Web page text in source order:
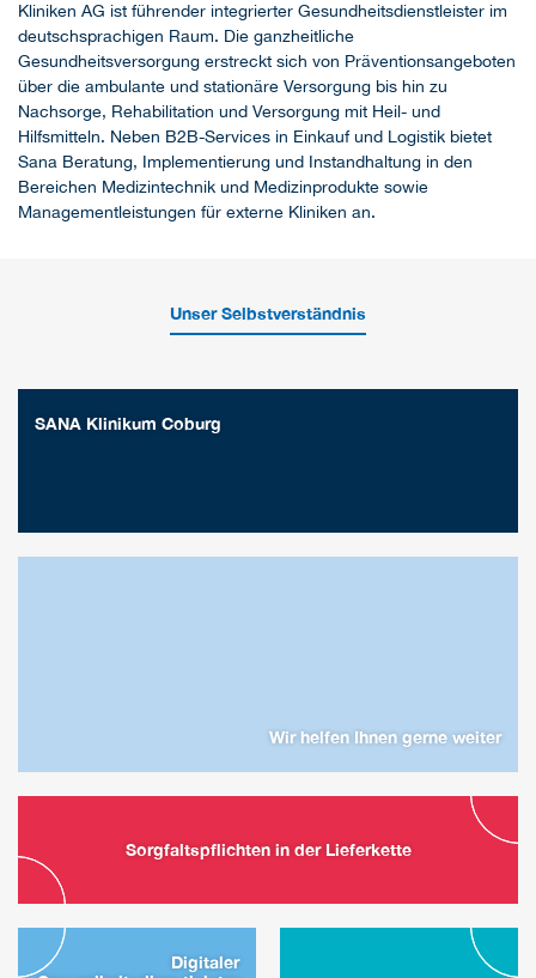
Kliniken AG ist führender integrierter Gesundheitsdienstleister im
deutschsprachigen Raum. Die ganzheitliche
Gesundheitsversorgung erstreckt sich von Präventionsangeboten
über die ambulante und stationäre Versorgung bis hin zu
Nachsorge, Rehabilitation und Versorgung mit Heil- und
Hilfsmitteln. Neben B2B-Services in Einkauf und Logistik bietet
Sana Beratung, Implementierung und Instandhaltung in den
Bereichen Medizintechnik und Medizinprodukte sowie
Managementleistungen für externe Kliniken an.
Unser Selbstverständnis
SANA Klinikum Coburg
Wir helfen Ihnen gerne weiter
Sorgfaltspflichten in der Lieferkette
Digitaler